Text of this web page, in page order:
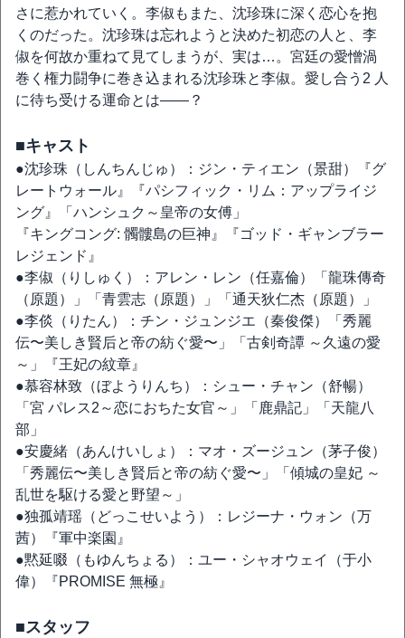
さに惹かれていく。李俶もまた、沈珍珠に深く恋心を抱
くのだった。沈珍珠は忘れようと決めた初恋の人と、李
俶を何故か重ねて見てしまうが、実は…。宮廷の愛憎渦
巻く権力闘争に巻き込まれる沈珍珠と李俶。愛し合う2 人
に待ち受ける運命とは——？
■キャスト
●沈珍珠（しんちんじゅ）：ジン・ティエン（景甜）『グ
レートウォール』『パシフィック・リム：アップライジ
ング』「ハンシュク～皇帝の女傅」
『キングコング: 髑髏島の巨神』『ゴッド・ギャンブラー
レジェンド』
●李俶（りしゅく）：アレン・レン（任嘉倫）「龍珠傳奇
（原題）」「青雲志（原題）」「通天狄仁杰（原題）」
●李倓（りたん）：チン・ジュンジエ（秦俊傑）「秀麗
伝〜美しき賢后と帝の紡ぐ愛〜」「古剣奇譚 ～久遠の愛
～」『王妃の紋章』
●慕容林致（ぼようりんち）：シュー・チャン（舒暢）
「宮 パレス2～恋におちた女官～」「鹿鼎記」「天龍八
部」
●安慶緒（あんけいしょ）：マオ・ズージュン（茅子俊）
「秀麗伝〜美しき賢后と帝の紡ぐ愛〜」「傾城の皇妃 ～
乱世を駆ける愛と野望～」
●独孤靖瑶（どっこせいよう）：レジーナ・ウォン（万
茜）『軍中楽園』
●黙延啜（もゆんちょる）：ユー・シャオウェイ（于小
偉）『PROMISE 無極』
■スタッフ